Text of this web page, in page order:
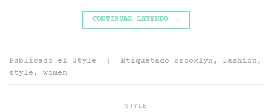
CONTINUAR LEYENDO →
Publicado el Style Etiquetado brooklyn, fashion,
style , women
STYLE